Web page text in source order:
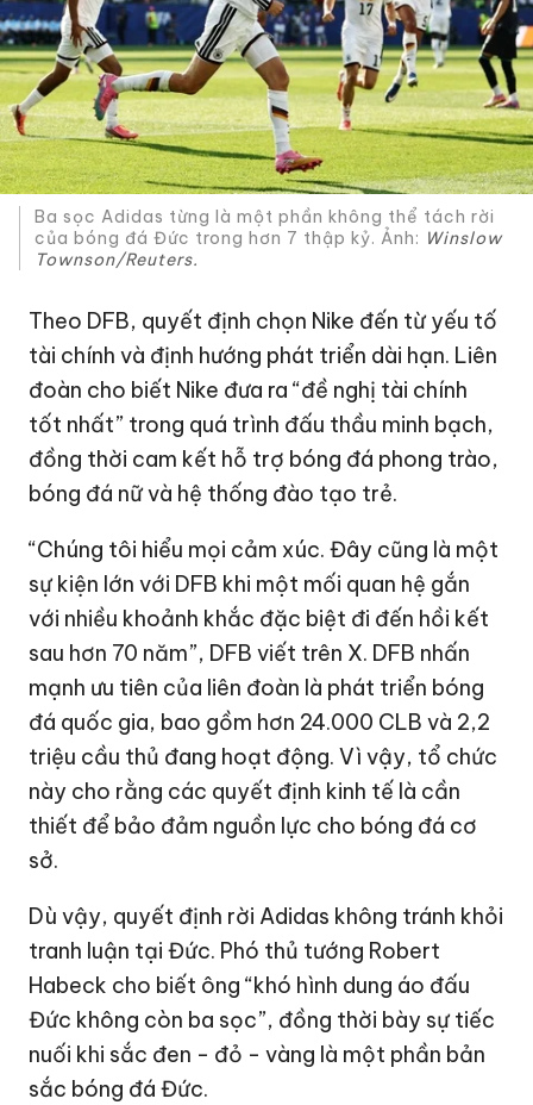
Ba sọc Adidas từng là một phần không thể tách rời
của bóng đá Đức trong hơn 7 thập kỷ. Ảnh: Winslow
Townson/Reuters.
Theo DFB, quyết định chọn Nike đến từ yếu tố
tài chính và định hướng phát triển dài hạn. Liên
đoàn cho biết Nike đưa ra “đề nghị tài chính
tốt nhất” trong quá trình đấu thầu minh bạch,
đồng thời cam kết hỗ trợ bóng đá phong trào,
bóng đá nữ và hệ thống đào tạo trẻ.
“Chúng tôi hiểu mọi cảm xúc. Đây cũng là một
sự kiện lớn với DFB khi một mối quan hệ gắn
với nhiều khoảnh khắc đặc biệt đi đến hồi kết
sau hơn 70 năm”, DFB viết trên X. DFB nhấn
mạnh ưu tiên của liên đoàn là phát triển bóng
đá quốc gia, bao gồm hơn 24.000 CLB và 2,2
triệu cầu thủ đang hoạt động. Vì vậy, tổ chức
này cho rằng các quyết định kinh tế là cần
thiết để bảo đảm nguồn lực cho bóng đá cơ
sở.
Dù vậy, quyết định rời Adidas không tránh khỏi
tranh luận tại Đức. Phó thủ tướng Robert
Habeck cho biết ông “khó hình dung áo đấu
Đức không còn ba sọc”, đồng thời bày sự tiếc
nuối khi sắc đen - đỏ - vàng là một phần bản
sắc bóng đá Đức.